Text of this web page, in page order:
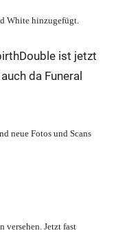
White hinzugefügt.
ist jetzt
da Funeral
neue Fotos und Scans
versehen. Jetzt fast